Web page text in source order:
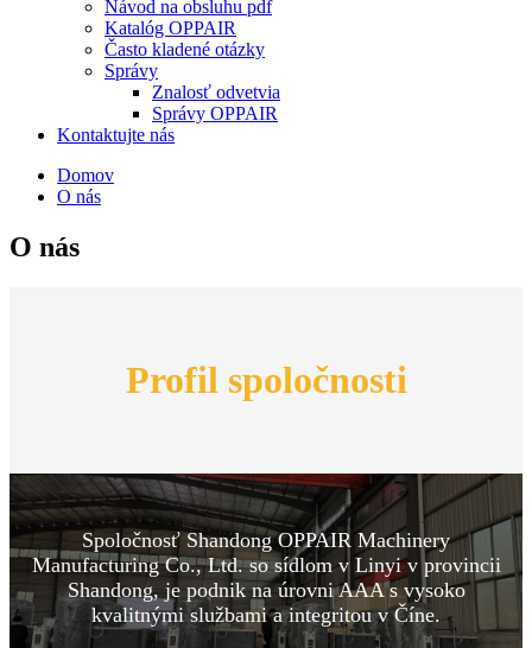
Návod na obsluhu pdf
Katalóg OPPAIR
Často kladené otázky
Správy
Znalosť odvetvia
Správy OPPAIR
Kontaktujte nás
Domov
O nás
O nás
Profil spoločnosti
Spoločnosť Shandong OPPAIR Machinery
Manufacturing Co., Ltd. so sídlom v Linyi v provincii
Shandong, je podnik na úrovni AAA s vysoko
kvalitnými službami a integritou v Číne.